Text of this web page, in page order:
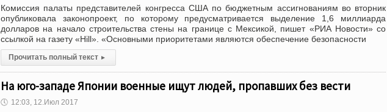
Комиссия палаты представителей конгресса США по бюджетным ассигнованиям во вторник
опубликовала законопроект, по которому предусматривается выделение 1,6 миллиарда
долларов на начало строительства стены на границе с Мексикой, пишет «РИА Новости» со
ссылкой на газету «Hill». «Основными приоритетами являются обеспечение безопасности
Прочитать полный текст ▸
На юго-западе Японии военные ищут людей, пропавших без вести
🕔 12:03, 12.Июл 2017